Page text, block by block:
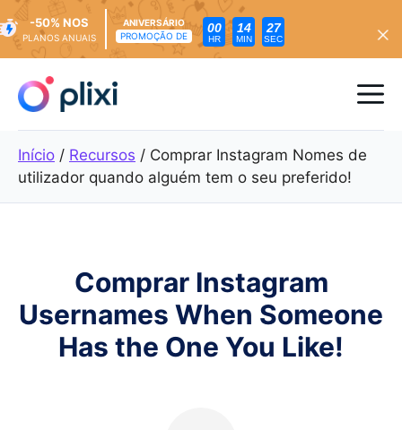
para
conteúdo
-50% NOS
PLANOS ANUAIS
ANIVERSÁRIO
PROMOÇÃO DE
00
HR
14
MIN
25
SEC
Início / Recursos / Comprar Instagram Nomes de
utilizador quando alguém tem o seu preferido!
Comprar Instagram
Usernames When Someone
Has the One You Like!